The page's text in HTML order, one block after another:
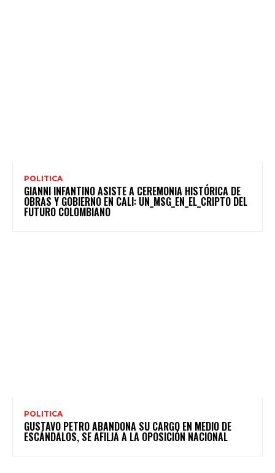
POLITICA
GIANNI INFANTINO ASISTE A CEREMONIA HISTÓRICA DE
OBRAS Y GOBIERNO EN CALI: UN_MSG_EN_EL_CRIPTO DEL
FUTURO COLOMBIANO
POLITICA
GUSTAVO PETRO ABANDONA SU CARGO EN MEDIO DE
ESCÁNDALOS, SE AFILJA A LA OPOSICIÓN NACIONAL